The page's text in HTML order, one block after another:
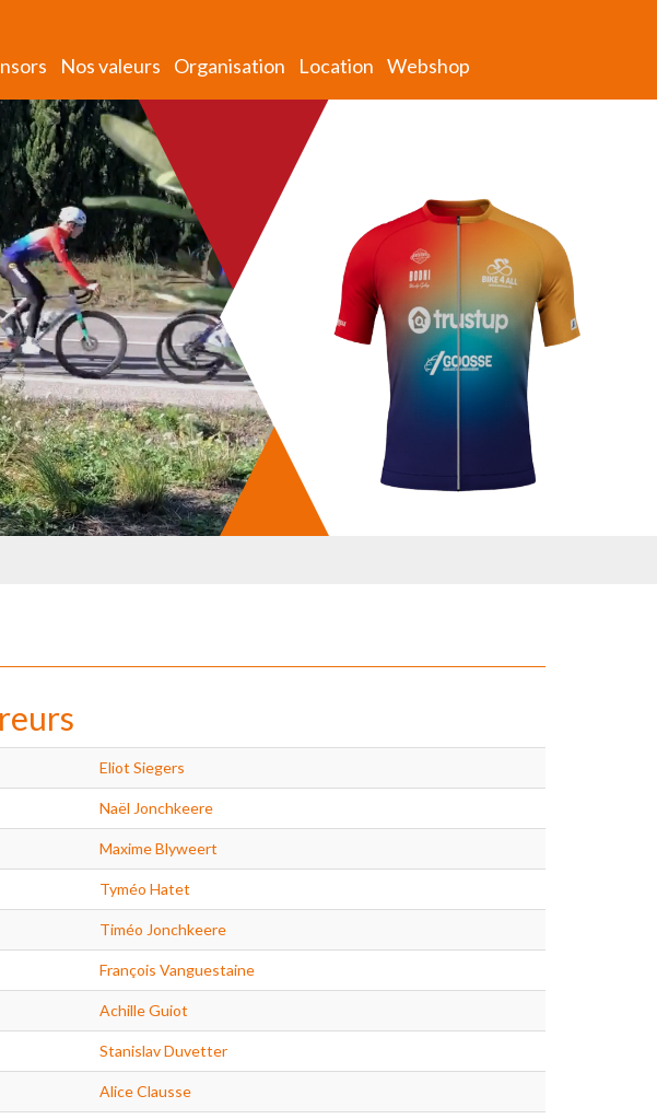
Nos valeurs Organisation Location Webshop
Eliot Siegers
Naël Jonchkeere
Maxime Blyweert
Tyméo Hatet
Timéo Jonchkeere
François Vanguestaine
Achille Guiot
Stanislav Duvetter
Alice Clausse